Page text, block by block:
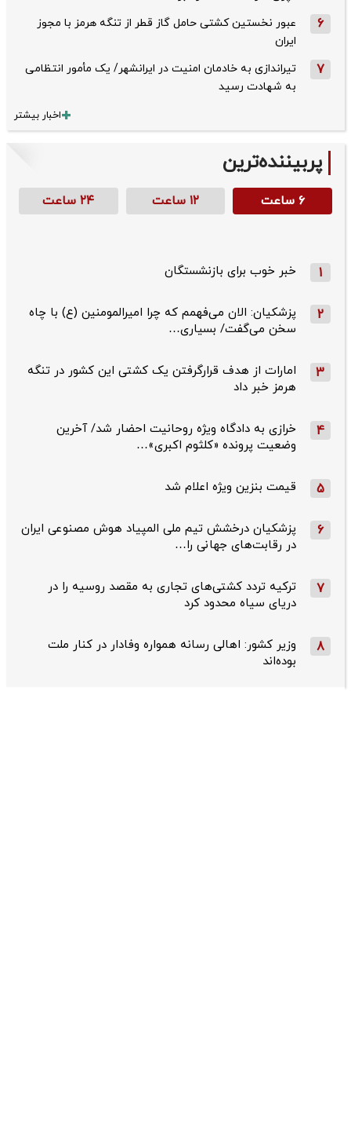
6
عبور نخستین کشتی حامل گاز قطر از تنگه هرمز با مجوز
ایران
7
تیراندازی به خادمان امنیت در ایرانشهر/ یک مأمور انتظامی
به شهادت رسید
اخبار بیشتر
پربیننده‌ترین
۶ ساعت ۱۲ ساعت ۲۴ ساعت
1 خبر خوب برای بازنشستگان
2
پزشکیان: الان می‌فهمم که چرا امیرالمومنین (ع) با چاه
سخن می‌گفت/ بسیاری…
3
امارات از هدف قرارگرفتن یک کشتی این کشور در تنگه
هرمز خبر داد
4
خرازی به دادگاه ویژه روحانیت احضار شد/ آخرین
وضعیت پرونده «کلثوم اکبری»…
5 قیمت بنزین ویژه اعلام شد
6
پزشکیان درخشش تیم ملی المپیاد هوش مصنوعی ایران
در رقابت‌های جهانی را…
7
ترکیه تردد کشتی‌های تجاری به مقصد روسیه را در
دریای سیاه محدود کرد
8
وزیر کشور: اهالی رسانه همواره وفادار در کنار ملت
بوده‌اند